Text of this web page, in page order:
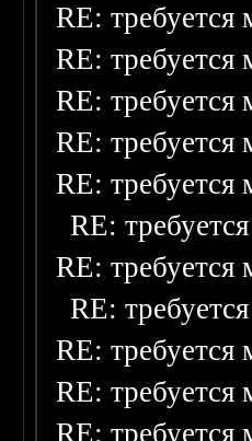
RE: требуется
RE: требуется
RE: требуется
RE: требуется
RE: требуется
RE:
RE: требуется
RE:
RE: требуется
RE: требуется
RE: требуется